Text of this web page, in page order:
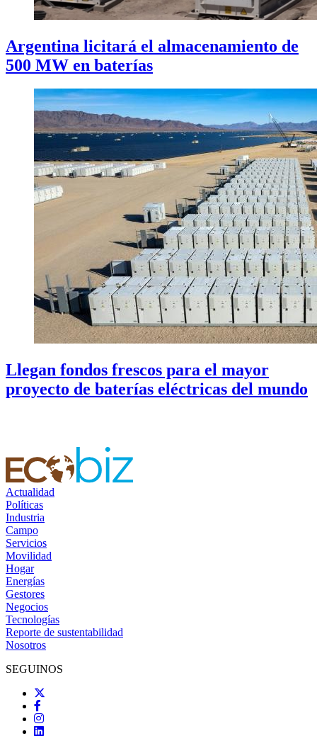
Argentina licitará el almacenamiento de
500 MW en baterías
Llegan fondos frescos para el mayor
proyecto de baterías eléctricas del mundo
Actualidad
Políticas
Industria
Campo
Servicios
Movilidad
Hogar
Energías
Gestores
Negocios
Tecnologías
Reporte de sustentabilidad
Nosotros
SEGUINOS